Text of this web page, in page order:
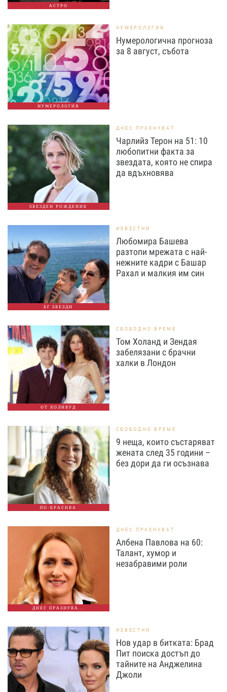
АСТРО
НУМЕРОЛОГИЯ
НУМЕРОЛОГИЯ
Нумерологична прогноза
за 8 август, събота
ЗВЕЗДЕН РОЖДЕНИК
ДНЕС ПРАЗНУВАТ
Чарлийз Терон на 51: 10
любопитни факта за
звездата, която не спира
да вдъхновява
БГ ЗВЕЗДИ
ИЗВЕСТНИ
Любомира Башева
разтопи мрежата с най-
нежните кадри с Башар
Рахал и малкия им син
ОТ ХОЛИВУД
СВОБОДНО ВРЕМЕ
Том Холанд и Зендая
забелязани с брачни
халки в Лондон
ПО-КРАСИВА
СВОБОДНО ВРЕМЕ
9 неща, които състаряват
жената след 35 години –
без дори да ги осъзнава
ДНЕС ПРАЗНУВА...
ДНЕС ПРАЗНУВАТ
Албена Павлова на 60:
Талант, хумор и
незабравими роли
ИЗВЕСТНИ
Нов удар в битката: Брад
Пит поиска достъп до
тайните на Анджелина
Джоли